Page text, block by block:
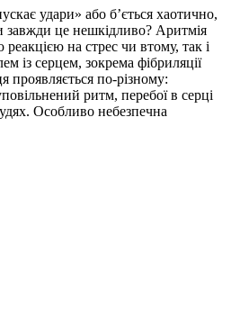
удари» або б’ється хаотично,
завжди це нешкідливо? Аритмія
на стрес чи втому, так і
із серцем, зокрема фібриляції
проявляється по-різному:
ритм, перебої в серці
Особливо небезпечна